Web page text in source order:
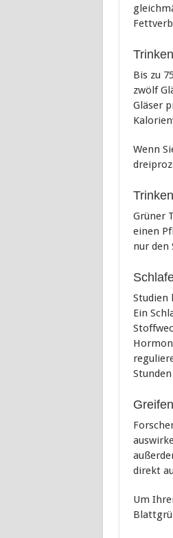
Bis zu
zwölf
Gläser
Wenn
Grüner
einen
nur den
Studien
Ein
direkt
Um